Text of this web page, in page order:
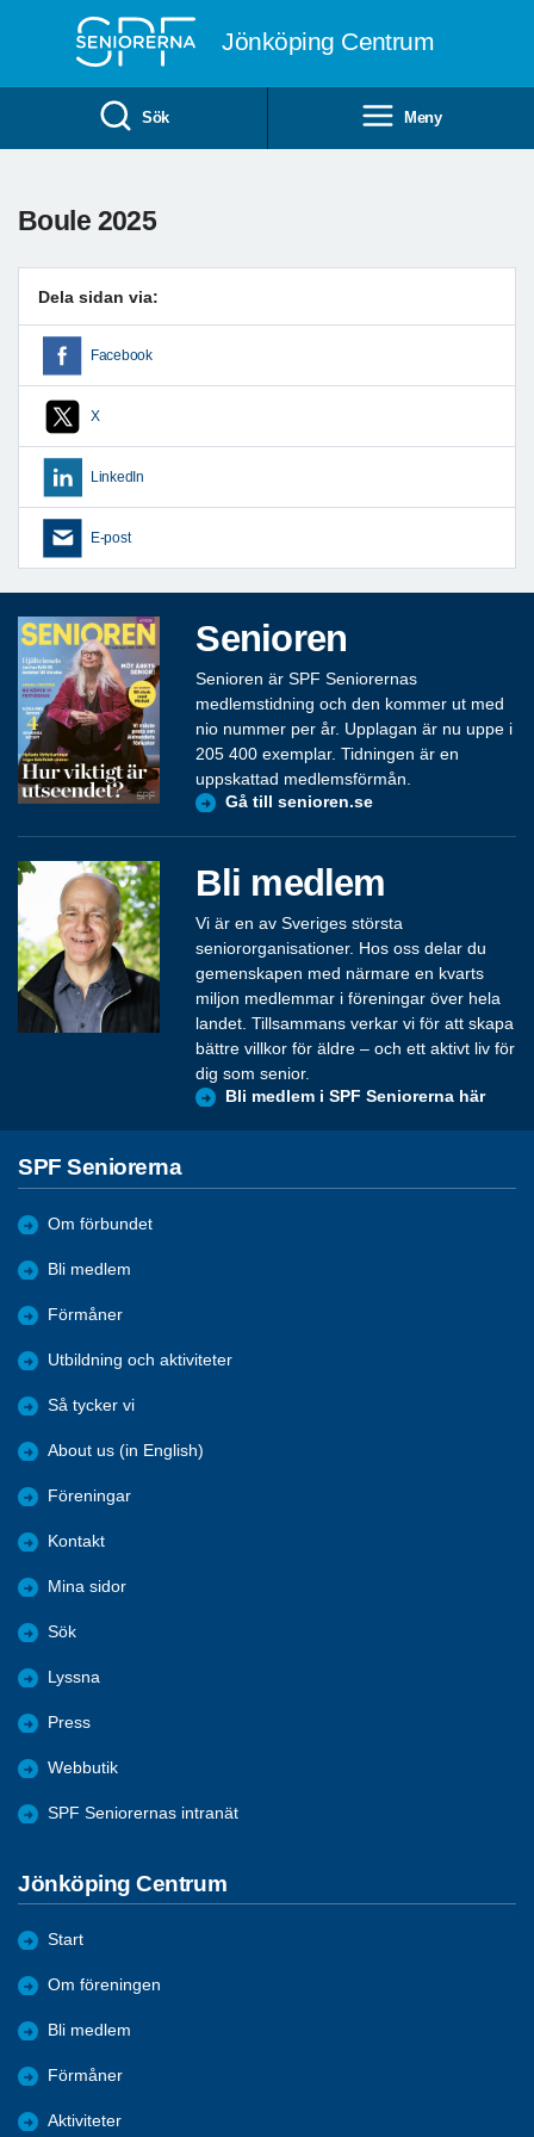
Jönköping Centrum
Sök Meny
Boule 2025
Dela sidan via:
Facebook
X
LinkedIn
E-post
Senioren
Senioren är SPF Seniorernas
medlemstidning och den kommer ut med
nio nummer per år. Upplagan är nu uppe i
205 400 exemplar. Tidningen är en
uppskattad medlemsförmån.
Gå till senioren.se
Bli medlem
Vi är en av Sveriges största
seniororganisationer. Hos oss delar du
gemenskapen med närmare en kvarts
miljon medlemmar i föreningar över hela
landet. Tillsammans verkar vi för att skapa
bättre villkor för äldre – och ett aktivt liv för
dig som senior.
Bli medlem i SPF Seniorerna här
SPF Seniorerna
Om förbundet
Bli medlem
Förmåner
Utbildning och aktiviteter
Så tycker vi
About us (in English)
Föreningar
Kontakt
Mina sidor
Sök
Lyssna
Press
Webbutik
SPF Seniorernas intranät
Jönköping Centrum
Start
Om föreningen
Bli medlem
Förmåner
Aktiviteter